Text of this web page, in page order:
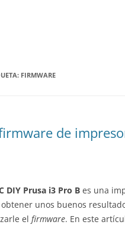
FIRMWARE
de
DIY Prusa i3 Pro B es una
unos buenos
el firmware. En este